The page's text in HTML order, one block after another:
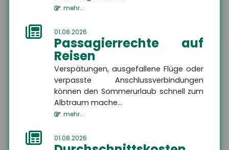
mehr...
01.08.2026
Passagierrechte auf
Reisen
Verspätungen, ausgefallene Flüge oder
verpasste Anschlussverbindungen
können den Sommerurlaub schnell zum
Albtraum mache...
mehr...
01.08.2026
Firma
Name
Straße, Hausnummer